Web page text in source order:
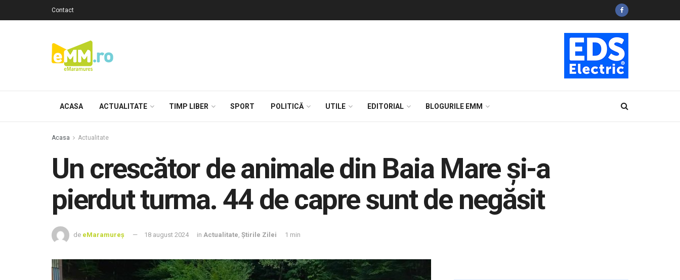
Contact
ACASA ACTUALITATE TIMP LIBER SPORT POLITICĂ UTILE EDITORIAL BLOGURILE EMM
Acasa Actualitate
Un crescător de animale din Baia Mare și-a
pierdut turma. 44 de capre sunt de negăsit
de eMaramureș 18 august 2024 in Actualitate, Știrile Zilei 1 min